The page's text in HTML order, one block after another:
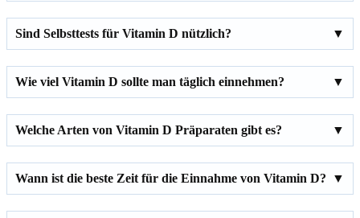
Sind Selbsttests für Vitamin D nützlich?
Wie viel Vitamin D sollte man täglich einnehmen?
Welche Arten von Vitamin D Präparaten gibt es?
Wann ist die beste Zeit für die Einnahme von Vitamin D?